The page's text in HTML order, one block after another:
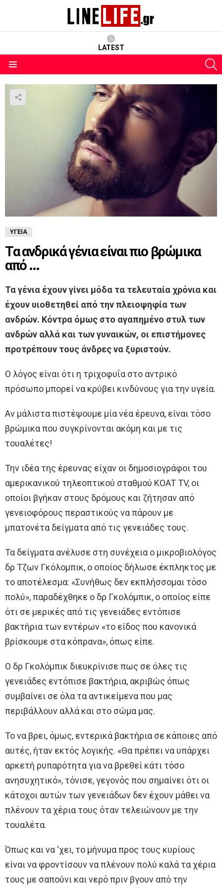
LATEST
ΥΓΕΊΑ
Τα ανδρικά γένια είναι πιο βρώμικα
από …
Τα γένια έχουν γίνει μόδα τα τελευταία χρόνια και
έχουν υιοθετηθεί από την πλειοψηφία των
ανδρών. Κόντρα όμως στο αγαπημένο στυλ των
ανδρών αλλά και των γυναικών, οι επιστήμονες
προτρέπουν τους άνδρες να ξυριστούν.
Ο λόγος είναι ότι η τριχοφυΐα στο αντρικό
πρόσωπο μπορεί να κρύβει κινδύνους για την υγεία.
Αν μάλιστα πιστέψουμε μία νέα έρευνα, είναι τόσο
βρώμικα που συγκρίνονται ακόμη και με τις
τουαλέτες!
Την ιδέα της έρευνας είχαν οι δημοσιογράφοι του
αμερικανικού τηλεοπτικού σταθμού KOAT TV, οι
οποίοι βγήκαν στους δρόμους και ζήτησαν από
γενειοφόρους περαστικούς να πάρουν με
μπατονέτα δείγματα από τις γενειάδες τους.
Τα δείγματα ανέλυσε στη συνέχεια ο μικροβιολόγος
δρ Τζων Γκόλομπικ, ο οποίος δήλωσε έκπληκτος με
το αποτέλεσμα: «Συνήθως δεν εκπλήσσομαι τόσο
πολύ», παραδέχθηκε ο δρ Γκολόμπικ, ο οποίος είπε
ότι σε μερικές από τις γενειάδες εντόπισε
βακτήρια των εντέρων «το είδος που κανονικά
βρίσκουμε στα κόπρανα», όπως είπε.
Ο δρ Γκολόμπικ διευκρίνισε πως σε όλες τις
γενειάδες εντόπισε βακτήρια, ακριβώς όπως
συμβαίνει σε όλα τα αντικείμενα που μας
περιβάλλουν αλλά και στο σώμα μας.
Το να βρει, όμως, εντερικά βακτήρια σε κάποιες από
αυτές, ήταν εκτός λογικής. «Θα πρέπει να υπάρχει
αρκετή ρυπαρότητα για να βρεθεί κάτι τόσο
ανησυχητικό», τόνισε, γεγονός που σημαίνει ότι οι
κάτοχοι αυτών των γενειάδων δεν έχουν μάθει να
πλένουν τα χέρια τους όταν τελειώνουν με την
τουαλέτα.
Όπως και να ‘χει, το μήνυμα προς τους κυρίους
είναι να φροντίσουν να πλένουν πολύ καλά τα χέρια
τους με σαπούνι και νερό πριν βγουν από την